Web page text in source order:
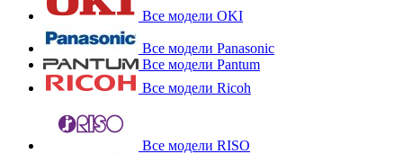
Все модели OKI
Все модели Panasonic
Все модели Pantum
Все модели Ricoh
Все модели RISO